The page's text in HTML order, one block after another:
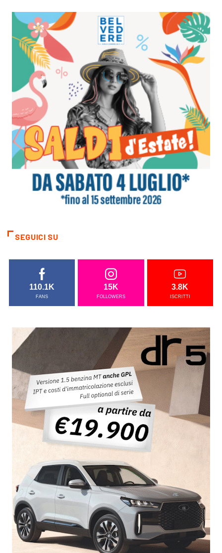
SEGUICI SU
110.1K
FANS
15K
FOLLOWERS
3.8K
ISCRITTI